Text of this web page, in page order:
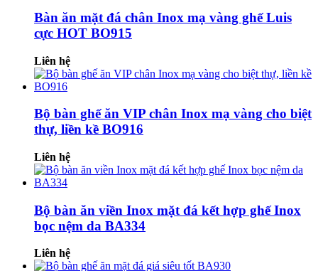
Bàn ăn mặt đá chân Inox mạ vàng ghế Luis
cực HOT BO915
Liên hệ
Bộ bàn ghế ăn VIP chân Inox mạ vàng cho biệt
thự, liền kề BO916
Liên hệ
Bộ bàn ăn viền Inox mặt đá kết hợp ghế Inox
bọc nệm da BA334
Liên hệ